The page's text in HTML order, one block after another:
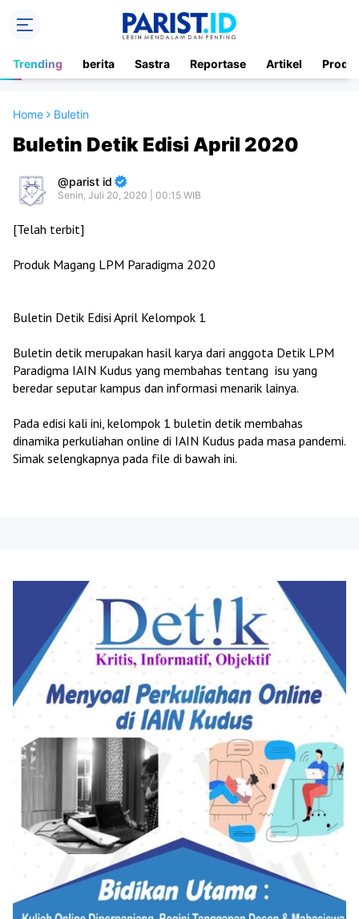
Trending berita Sastra Reportase Artikel
Home Buletin
Buletin Detik Edisi April 2020
parist id
Senin, Juli 20, 2020 | 00:15 WIB
[Telah terbit]
Produk Magang LPM Paradigma 2020
Buletin Detik Edisi April Kelompok 1
Buletin detik merupakan hasil karya dari anggota Detik LPM
Paradigma IAIN Kudus yang membahas tentang isu yang
beredar seputar kampus dan informasi menarik lainya.
Pada edisi kali ini, kelompok 1 buletin detik membahas
dinamika perkuliahan online di IAIN Kudus pada masa pandemi.
Simak selengkapnya pada file di bawah ini.